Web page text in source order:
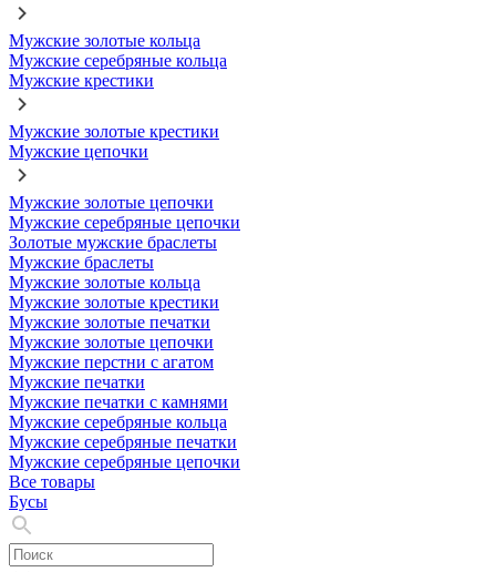
Мужские золотые кольца
Мужские серебряные кольца
Мужские крестики
Мужские золотые крестики
Мужские цепочки
Мужские золотые цепочки
Мужские серебряные цепочки
Золотые мужские браслеты
Мужские браслеты
Мужские золотые кольца
Мужские золотые крестики
Мужские золотые печатки
Мужские золотые цепочки
Мужские перстни с агатом
Мужские печатки
Мужские печатки с камнями
Мужские серебряные кольца
Мужские серебряные печатки
Мужские серебряные цепочки
Все товары
Бусы